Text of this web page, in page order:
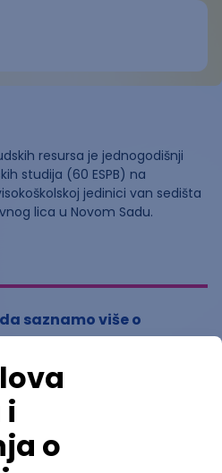
resursa je jednogodišnji
studija (60 ESPB) na
jedinici van sedišta
lica u Novom Sadu.
saznamo više o
smeru
ocenu